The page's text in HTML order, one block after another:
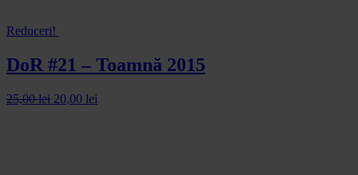
Reduceri!
DoR #21 – Toamnă 2015
25,00lei 20,00 lei